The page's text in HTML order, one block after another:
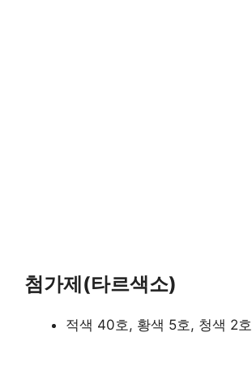
첨가제(타르색소)
적색 40호, 황색 5호, 청색 2호